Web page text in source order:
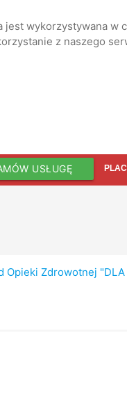
wykorzystywana w
z naszego
USŁUGĘ
Opieki Zdrowotnej "DLA